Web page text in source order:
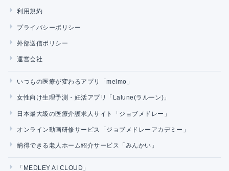
利用規約
プライバシーポリシー
外部送信ポリシー
運営会社
いつもの医療が変わるアプリ「melmo」
女性向け生理予測・妊活アプリ「Lalune(ラルーン)」
日本最大級の医療介護求人サイト「ジョブメドレー」
オンライン動画研修サービス「ジョブメドレーアカデミー」
納得できる老人ホーム紹介サービス「みんかい」
「MEDLEY AI CLOUD」